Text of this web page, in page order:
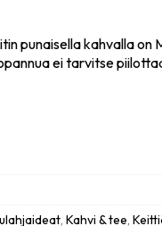
punaisella kahvalla
ei tarvitse
,Kahvi & tee,